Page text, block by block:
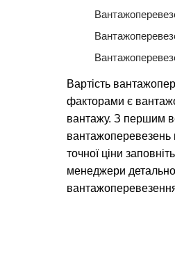
Вартість
факторами є
вантажу. З першим
вантажоперевезень
точної ціни
менеджери детально